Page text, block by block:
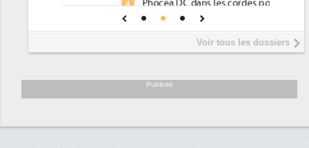
Phocea DC dans les cordes pour la
Interview de Fabrice Coquio,
président de Digital Realty...
soutient les...
Voir tous les dossiers
Publicité